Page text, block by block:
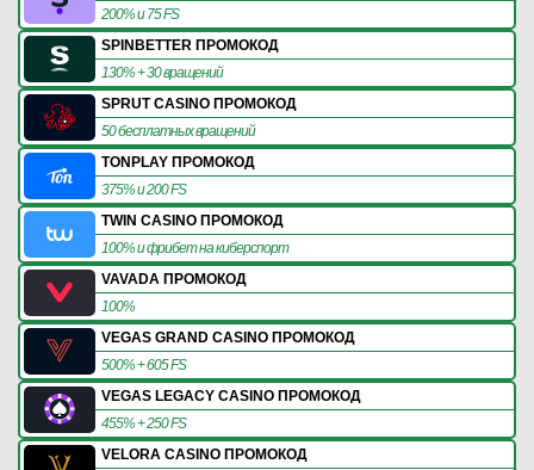
200% и 75 FS
SPINBETTER ПРОМОКОД
130% + 30 вращений
SPRUT CASINO ПРОМОКОД
50 бесплатных вращений
TONPLAY ПРОМОКОД
375% и 200 FS
TWIN CASINO ПРОМОКОД
100% и фрибет на киберспорт
VAVADA ПРОМОКОД
100%
VEGAS GRAND CASINO ПРОМОКОД
500% + 605 FS
VEGAS LEGACY CASINO ПРОМОКОД
455% + 250 FS
VELORA CASINO ПРОМОКОД